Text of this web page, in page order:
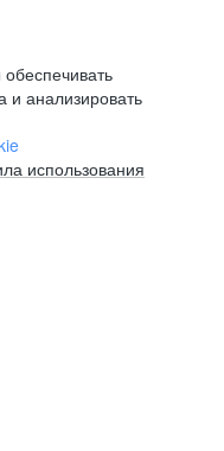
и анализировать
использования